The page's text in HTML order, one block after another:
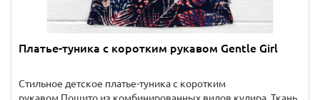
Платье-туника с коротким рукавом Gentle Girl
Стильное детское платье-туника с коротким